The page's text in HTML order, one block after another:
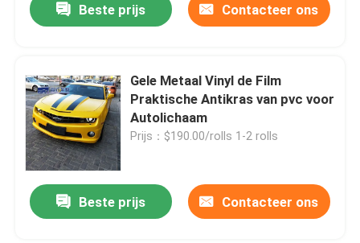
Beste prijs Contacteer ons
Gele Metaal Vinyl de Film
Praktische Antikras van pvc voor
Autolichaam
Prijs：$190.00/rolls 1-2 rolls
Beste prijs Contacteer ons